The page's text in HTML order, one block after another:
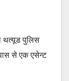
थत्यूड पुलिस
से एक एसेन्ट